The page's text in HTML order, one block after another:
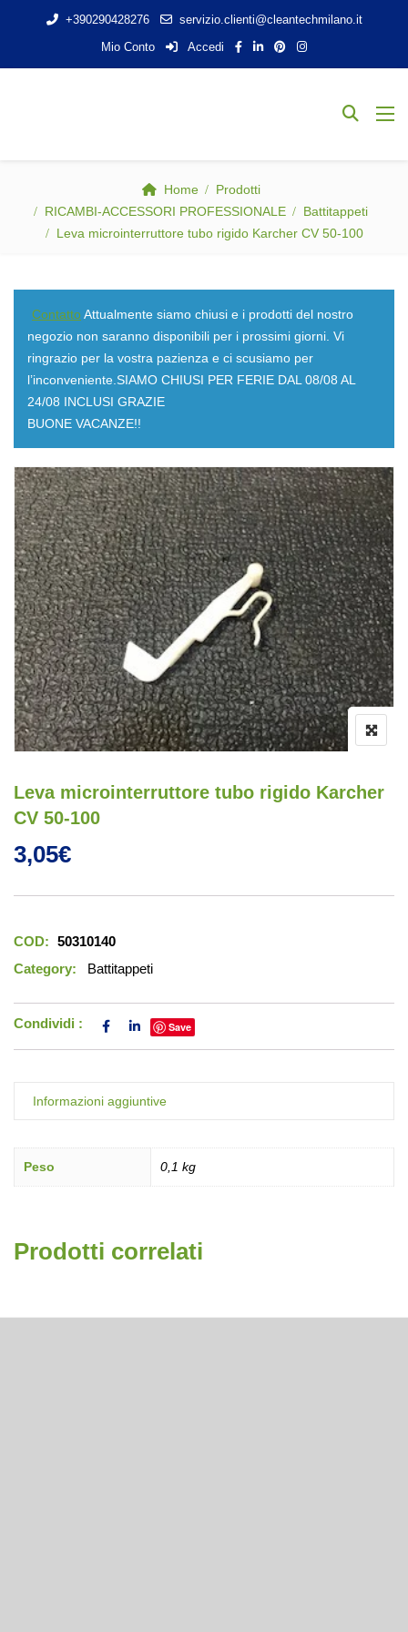
+390290428276
servizio.clienti@cleantechmilano.it
Mio Conto
Accedi
Home
Prodotti
RICAMBI-ACCESSORI PROFESSIONALE
Battitappeti
Leva microinterruttore tubo rigido Karcher CV 50-100
ContattoAttualmente siamo chiusi e i prodotti del nostro
negozio non saranno disponibili per i prossimi giorni. Vi
ringrazio per la vostra pazienza e ci scusiamo per
l’inconveniente.SIAMO CHIUSI PER FERIE DAL 08/08 AL
24/08 INCLUSI GRAZIE
BUONE VACANZE!!
Leva microinterruttore tubo rigido Karcher
CV 50-100
3,05€
COD: 50310140
Category:
Battitappeti
Condividi : Save
Informazioni aggiuntive
Peso 0,1 kg
Prodotti correlati